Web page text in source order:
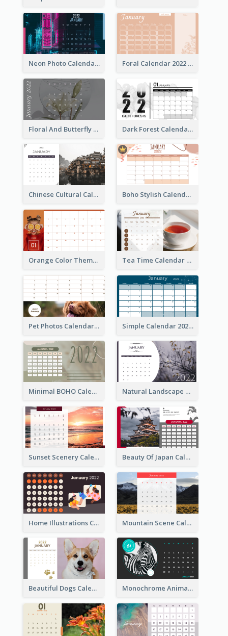
Neon Photo Calendar Foral Calendar 2022 With Notes
Floral And Butterfly Calendar Dark Forest Calendar
Chinese Cultural Calendar 2022 Boho Stylish Calendar
Orange Color Theme Calendar Tea Time Calendar 2022
Pet Photos Calendar Simple Calendar 2022
Minimal BOHO Calendar Natural Landscape Calendar 2022
Sunset Scenery Calendar Beauty Of Japan Calendar
Home Illustrations Calendar Mountain Scene Calendar
Beautiful Dogs Calendar Monochrome Animals Calendar